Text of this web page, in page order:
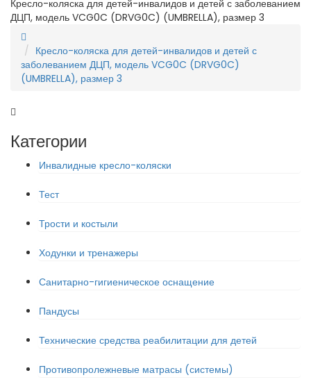
Кресло-коляска для детей-инвалидов и детей с заболеванием
ДЦП, модель VCG0C (DRVG0C) (UMBRELLA), размер 3
Кресло-коляска для детей-инвалидов и детей с
заболеванием ДЦП, модель VCG0C (DRVG0C)
(UMBRELLA), размер 3
Категории
Инвалидные кресло-коляски
Тест
Трости и костыли
Ходунки и тренажеры
Санитарно-гигиеническое оснащение
Пандусы
Технические средства реабилитации для детей
Противопролежневые матрасы (системы)